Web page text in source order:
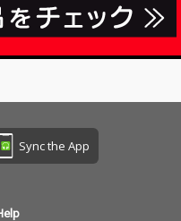
Sync the App